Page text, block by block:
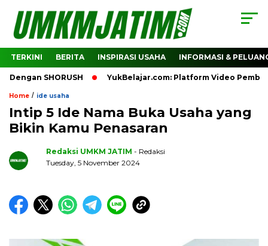
TERKINI BERITA INSPIRASI USAHA INFORMASI &
SHORUSH YukBelajar.com: Platform Video Pembelajaran
Home / ide usaha
Intip 5 Ide Nama Buka Usaha yang
Bikin Kamu Penasaran
Redaksi UMKM JATIM - Redaksi
Tuesday, 5 November 2024